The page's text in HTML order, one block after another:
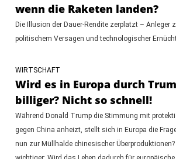
wenn die Raketen landen?
Die Illusion der Dauer-Rendite zerplatzt – Anleger
politischem Versagen und technologischer
WIRTSCHAFT
Wird es in Europa durch
billiger? Nicht so schnell!
Während Donald Trump die Stimmung mit
gegen China anheizt, stellt sich in Europa die
nun zur Müllhalde chinesischer